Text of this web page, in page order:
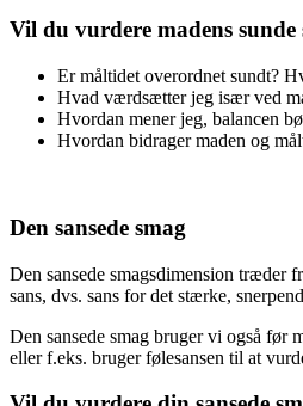
Vil du vurdere madens sunde
Er måltidet overordnet sundt?
Hvad værdsætter jeg især ved
Hvordan mener jeg, balancen
Hvordan bidrager maden og
Den sansede smag
Den sansede smagsdimension træder
sans, dvs. sans for det stærke,
Den sansede smag bruger vi også før
eller f.eks. bruger følesansen til at